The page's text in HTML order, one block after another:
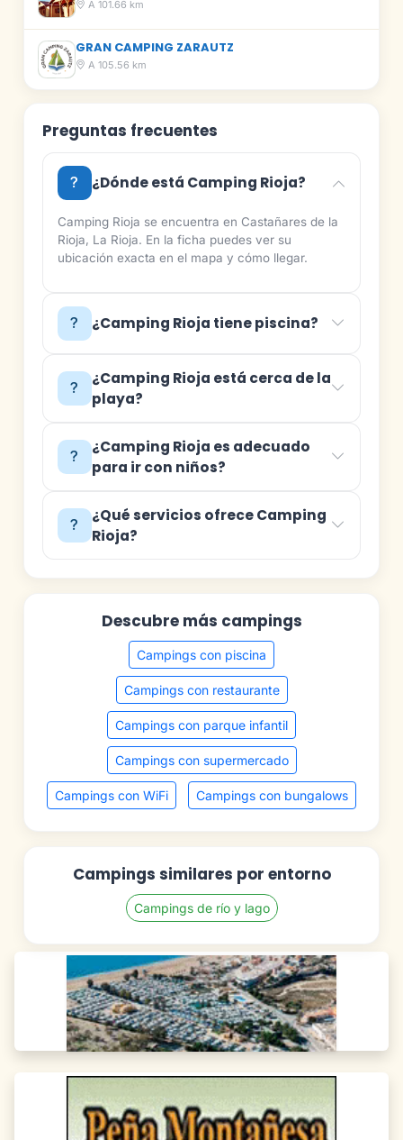
A 101.66 km
GRAN CAMPING ZARAUTZ
A 105.56 km
Preguntas frecuentes
¿Dónde está Camping Rioja?
Camping Rioja se encuentra en Castañares de la
Rioja, La Rioja. En la ficha puedes ver su
ubicación exacta en el mapa y cómo llegar.
¿Camping Rioja tiene piscina?
¿Camping Rioja está cerca de la
playa?
¿Camping Rioja es adecuado
para ir con niños?
¿Qué servicios ofrece Camping
Rioja?
Descubre más campings
Campings con piscina
Campings con restaurante
Campings con parque infantil
Campings con supermercado
Campings con WiFi Campings con bungalows
Campings similares por entorno
Campings de río y lago